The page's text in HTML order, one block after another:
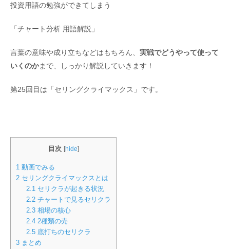
投資用語の勉強ができてしまう
「チャート分析 用語解説」
言葉の意味や成り立ちなどはもちろん、 実戦でどうやって使って
いくのかまで、しっかり解説していきます！
第25回目は「セリングクライマックス」です。
目次 [hide]
1 動画でみる
2 セリングクライマックスとは
2.1セリクラが起きる状況
2.2チャートで見るセリクラ
2.3相場の核心
2.42種類の売
2.5底打ちのセリクラ
3 まとめ